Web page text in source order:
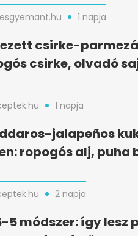
1 napja
csirke-
csirke, olvadó
1 napja
jalapeños
ropogós alj, puha
2 napja
5 módszer: így lesz